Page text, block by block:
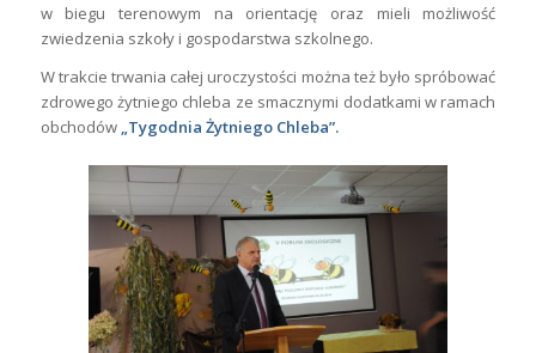
w biegu terenowym na orientację oraz mieli możliwość
zwiedzenia szkoły i gospodarstwa szkolnego.
W trakcie trwania całej uroczystości można też było spróbować
zdrowego żytniego chleba ze smacznymi dodatkami w ramach
obchodów „Tygodnia Żytniego Chleba”.